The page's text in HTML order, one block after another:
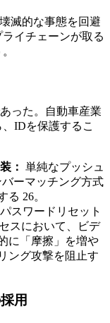
滅的な事態を回避
イチェーンが取る
った。自動車産業
IDを保護するこ
： 単純なプッシュ
ーマッチング方式
26。
パスワードリセット
スにおいて、ビデ
に「摩擦」を増や
ング攻撃を阻止す
用